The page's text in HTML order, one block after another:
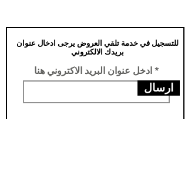
للتسجيل في خدمة تلقي العروض يرجى ادخال عنوان
بريدك الالكتروني
ادخل عنوان البريد الاكتروني هنا
ارسال